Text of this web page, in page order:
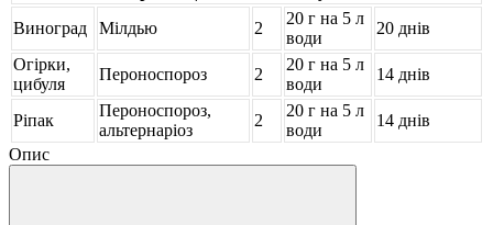
Виноград
Мілдью 2
20 г на 5 л
води
20 днів
Огірки,
цибуля
Пероноспороз 2
20 г на 5 л
води
14 днів
Ріпак
Пероноспороз,
альтернаріоз
2
20 г на 5 л
води
14 днів
Опис